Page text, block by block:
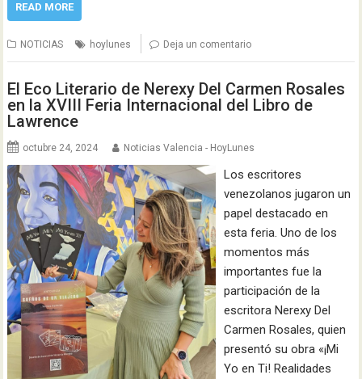
READ MORE
NOTICIAS hoylunes Deja un comentario
El Eco Literario de Nerexy Del Carmen Rosales
en la XVIII Feria Internacional del Libro de
Lawrence
octubre 24, 2024 Noticias Valencia - HoyLunes
Los escritores
venezolanos jugaron un
papel destacado en
esta feria. Uno de los
momentos más
importantes fue la
participación de la
escritora Nerexy Del
Carmen Rosales, quien
presentó su obra «¡Mi
Yo en Ti! Realidades